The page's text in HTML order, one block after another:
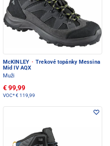
McKINLEY · Trekové topánky Messina
Mid IV AQX
Muži
€ 99,99
VOC*€ 119,99